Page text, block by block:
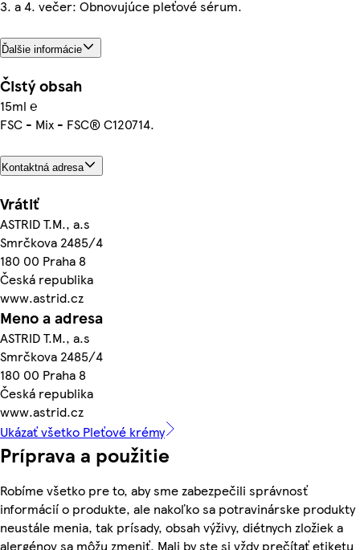
3. a 4. večer: Obnovujúce pleťové sérum.
Ďalšie informácie
Čistý obsah
15ml ℮
FSC - Mix - FSC® C120714.
Kontaktná adresa
Vrátiť
ASTRID T.M., a.s
Smrčkova 2485/4
180 00 Praha 8
Česká republika
www.astrid.cz
Meno a adresa
ASTRID T.M., a.s
Smrčkova 2485/4
180 00 Praha 8
Česká republika
www.astrid.cz
Ukázať všetko Pleťové krémy
Príprava a použitie
Robíme všetko pre to, aby sme zabezpečili správnosť
informácií o produkte, ale nakoľko sa potravinárske produkty
neustále menia, tak prísady, obsah výživy, diétnych zložiek a
alergénov sa môžu zmeniť. Mali by ste si vždy prečítať etiketu